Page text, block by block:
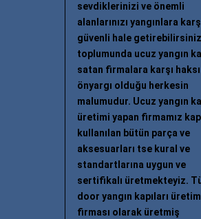
sevdiklerinizi ve önemli
alanlarınızı yangınlara
güvenli hale
toplumunda ucuz yangın
satan firmalara karşı
önyargı olduğu herkesin
malumudur. Ucuz yangın
üretimi yapan firmamız
kullanılan bütün parça ve
aksesuarları tse kural ve
standartlarına uygun ve
sertifikalı üretmekteyiz.
door yangın kapıları üretim
firması olarak üretmiş